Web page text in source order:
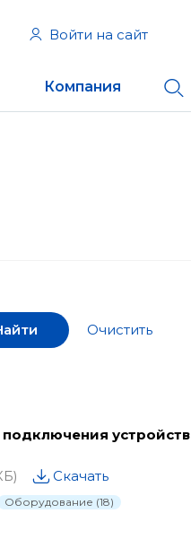
Войти на сайт
Компания
Очистить
устройств
Скачать
Оборудование (18)